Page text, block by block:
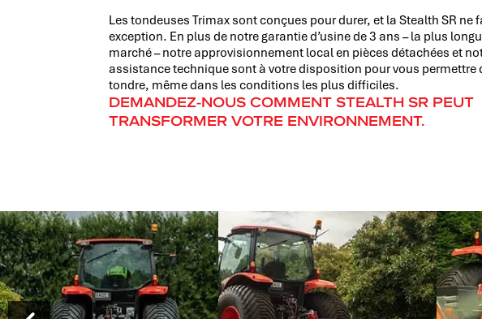
Les tondeuses Trimax sont conçues pour durer, et la Stealth SR ne
exception. En plus de notre garantie d’usine de 3 ans – la plus
marché – notre approvisionnement local en pièces détachées et
assistance technique sont à votre disposition pour vous permettre
tondre, même dans les conditions les plus difficiles.
DEMANDEZ-NOUS COMMENT STEALTH SR PEUT
TRANSFORMER VOTRE ENVIRONNEMENT.